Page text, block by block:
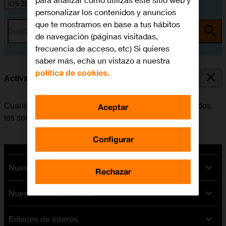
iOS 26
Busca por problema o tema
Activar o desactivar el modo silencioso
Cuando se activa el modo silencioso, se desactivan todos
los sonidos del móvil.
Nuestras tarifas
Tarifas Orange
Tarifas fibra y móvil
Nuestros dispositivos
Ofertas en móviles
Enlaces de interés
personalizar los contenidos y anuncios
que te mostramos en base a tus hábitos
de navegación (páginas visitadas,
frecuencia de acceso, etc) Si quieres
saber más, echa un vistazo a nuestra
política de cookies.
Configurar
Rechazar
Aceptar